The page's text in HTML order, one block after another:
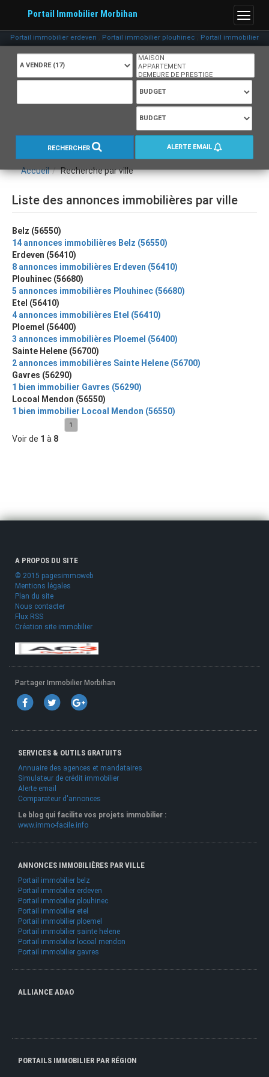
Portail immobilier erdeven , Portail immobilier plouhinec , Portail immobilier etel
Menu
Portail Immobilier Morbihan
RECHERCHER ALERTE EMAIL
Accueil Recherche par ville
Liste des annonces immobilières par ville
Belz (56550)
14 annonces immobilières Belz (56550)
Erdeven (56410)
8 annonces immobilières Erdeven (56410)
Plouhinec (56680)
5 annonces immobilières Plouhinec (56680)
Etel (56410)
4 annonces immobilières Etel (56410)
Ploemel (56400)
3 annonces immobilières Ploemel (56400)
Sainte Helene (56700)
2 annonces immobilières Sainte Helene (56700)
Gavres (56290)
1 bien immobilier Gavres (56290)
Locoal Mendon (56550)
1 bien immobilier Locoal Mendon (56550)
Voir de 1 à 8
1
A PROPOS DU SITE
© 2015 pagesimmoweb
Mentions légales
Plan du site
Nous contacter
Flux RSS
Création site immobilier
Partager Immobilier Morbihan
SERVICES & OUTILS GRATUITS
Annuaire des agences et mandataires
Simulateur de crédit immobilier
Alerte email
Comparateur d'annonces
Le blog qui facilite vos projets immobilier :
www.immo-facile.info
ANNONCES IMMOBILIÈRES PAR VILLE
Portail immobilier belz
Portail immobilier erdeven
Portail immobilier plouhinec
Portail immobilier etel
Portail immobilier ploemel
Portail immobilier sainte helene
Portail immobilier locoal mendon
Portail immobilier gavres
ALLIANCE ADAO
PORTAILS IMMOBILIER PAR RÉGION